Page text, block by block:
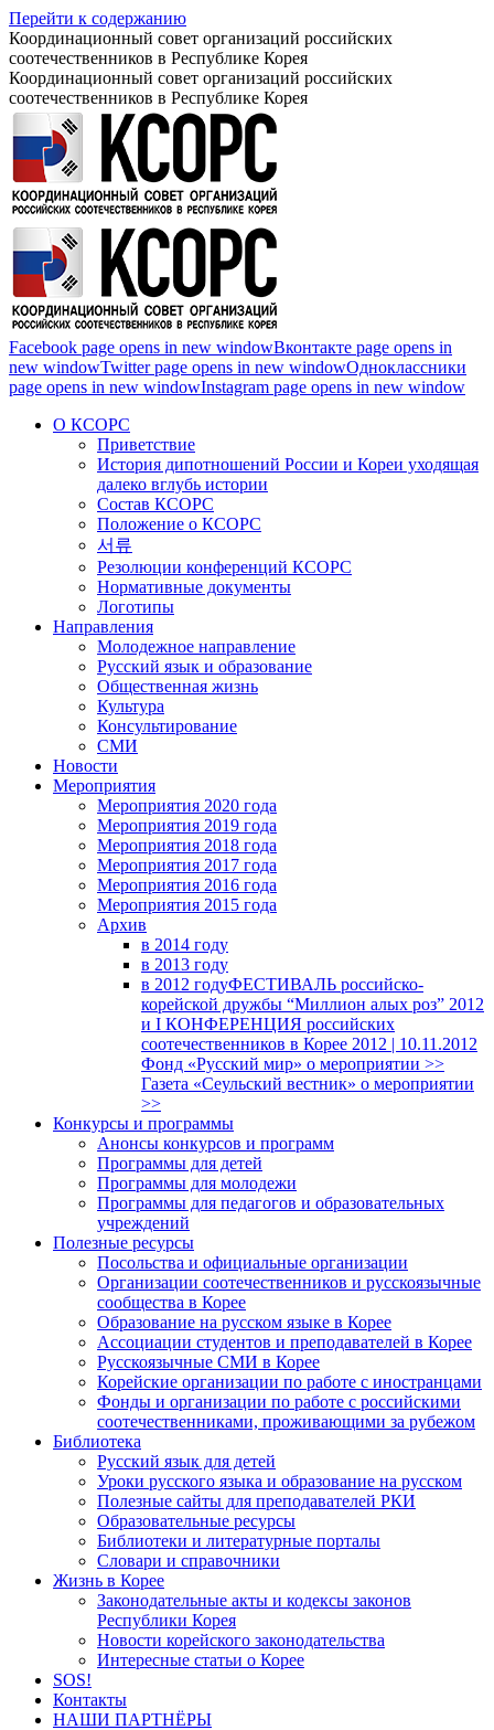
Перейти к содержанию
Координационный совет организаций российских
соотечественников в Республике Корея
Координационный совет организаций российских
соотечественников в Республике Корея
Facebook page opens in new windowВконтакте page opens in
new windowTwitter page opens in new windowОдноклассники
page opens in new windowInstagram page opens in new window
О КСОРС
Приветствие
История дипотношений России и Кореи уходящая
далеко вглубь истории
Состав КСОРС
Положение о КСОРС
서류
Резолюции конференций КСОРС
Нормативные документы
Логотипы
Направления
Молодежное направление
Русский язык и образование
Общественная жизнь
Культура
Консультирование
СМИ
Новости
Мероприятия
Мероприятия 2020 года
Мероприятия 2019 года
Мероприятия 2018 годa
Мероприятия 2017 года
Мероприятия 2016 года
Мероприятия 2015 года
Архив
в 2014 году
в 2013 году
в 2012 годуФЕСТИВАЛЬ российско-
корейской дружбы “Миллион алых роз” 2012
и I КОНФЕРЕНЦИЯ российских
соотечественников в Корее 2012 | 10.11.2012
Фонд «Русский мир» о мероприятии >>
Газета «Сеульский вестник» о мероприятии
>>
Конкурсы и программы
Анонсы конкурсов и программ
Программы для детей
Программы для молодежи
Программы для педагогов и образовательных
учреждений
Полезные ресурсы
Посольства и официальные организации
Организации соотечественников и русскоязычные
сообщества в Корее
Образование на русском языке в Корее
Ассоциации студентов и преподавателей в Корее
Русскоязычные СМИ в Корее
Корейские организации по работе с иностранцами
Фонды и организации по работе с российскими
соотечественниками, проживающими за рубежом
Библиотека
Русский язык для детей
Уроки русского языка и образование на русском
Полезные сайты для преподавателей РКИ
Образовательные ресурсы
Библиотеки и литературные порталы
Словари и справочники
Жизнь в Корее
Законодательные акты и кодексы законов
Республики Корея
Новости корейского законодательства
Интересные статьи о Корее
SOS!
Контакты
НАШИ ПАРТНЁРЫ